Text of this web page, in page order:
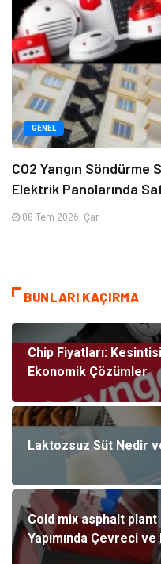
GENEL
CO2 Yangın Söndürme
Elektrik Panolarında
08 Tem 2026, Çar
BUNLARI KAÇIRMA
Chip Fiyatları:
Ekonomik Çözümler
Laktozsuz Süt Nedir
Cold mix asphalt
Yapımında Çevreci